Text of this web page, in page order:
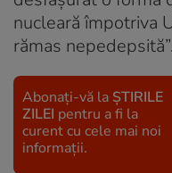
nucleară împotriva
rămas nepedepsită”.
Abonați-vă la ȘTIRILE
ZILEI pentru a fi la
curent cu cele mai noi
informații.